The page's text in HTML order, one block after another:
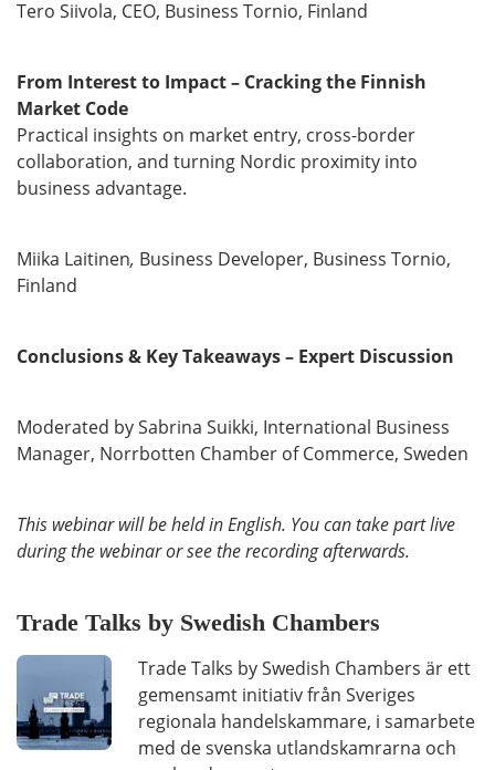
Tero Siivola, CEO, Business Tornio, Finland
From Interest to Impact – Cracking the Finnish
Market Code
Practical insights on market entry, cross-border
collaboration, and turning Nordic proximity into
business advantage.
Miika Laitinen, Business Developer, Business Tornio,
Finland
Conclusions & Key Takeaways – Expert Discussion
Moderated by Sabrina Suikki, International Business
Manager, Norrbotten Chamber of Commerce, Sweden
This webinar will be held in English. You can take part live
during the webinar or see the recording afterwards.
Trade Talks by Swedish Chambers
Trade Talks by Swedish Chambers är ett
gemensamt initiativ från Sveriges
regionala handelskammare, i samarbete
med de svenska utlandskamrarna och